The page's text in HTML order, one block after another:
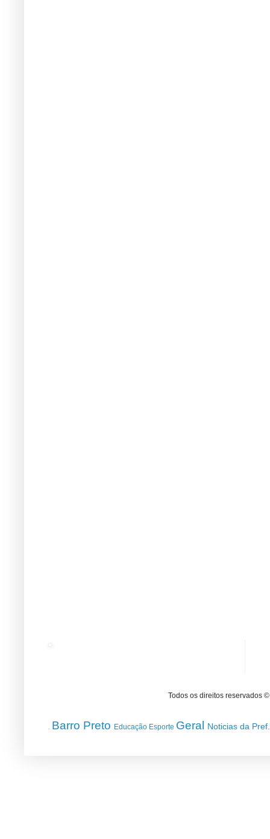
Todos os direitos reservados
Barro Preto Educação Esporte Geral Noticias da